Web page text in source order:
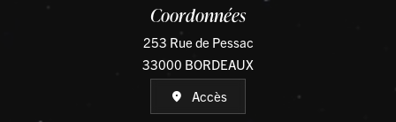
Coordonnées
253 Rue de Pessac
33000 BORDEAUX
Accès